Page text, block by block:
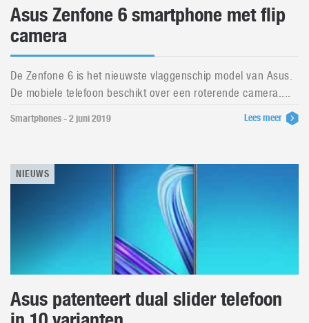
Asus Zenfone 6 smartphone met flip
camera
De Zenfone 6 is het nieuwste vlaggenschip model van Asus.
De mobiele telefoon beschikt over een roterende camera....
Smartphones - 2 juni 2019 Lees meer
NIEUWS
Asus patenteert dual slider telefoon